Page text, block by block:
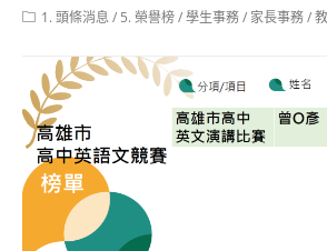
author:
published:
Post1. 頭條消息 / 5. 榮譽榜/學生事務/ 家長事務/